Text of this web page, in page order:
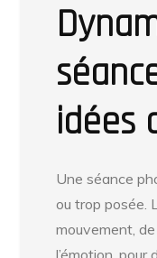
idées
Une séance
ou trop posée.
mouvement,